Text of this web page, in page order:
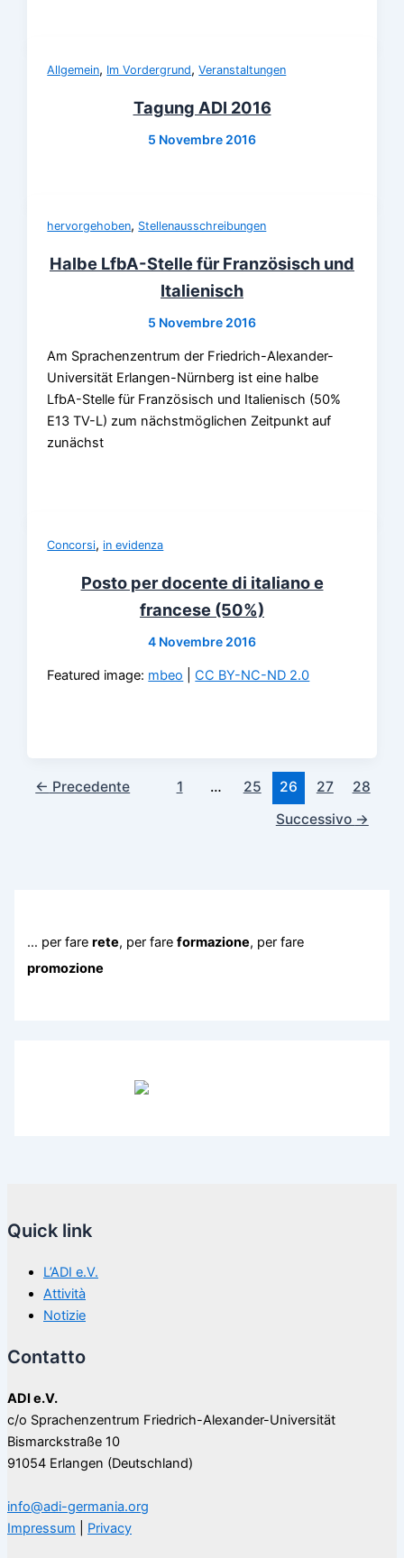
Allgemein, Im Vordergrund,Veranstaltungen
Tagung ADI 2016
5 Novembre 2016
hervorgehoben, Stellenausschreibungen
Halbe LfbA-Stelle für Französisch und
Italienisch
5 Novembre 2016
Am Sprachenzentrum der Friedrich-Alexander-
Universität Erlangen-Nürnberg ist eine halbe
LfbA-Stelle für Französisch und Italienisch (50%
E13 TV-L) zum nächstmöglichen Zeitpunkt auf
zunächst
Concorsi,in evidenza
Posto per docente di italiano e
francese (50%)
4 Novembre 2016
Featured image: mbeo |CC BY-NC-ND 2.0
← Precedente 1 … 25 26 27
28
Successivo →
… per farerete, per fareformazione, per fare
promozione
Quick link
L’ADI e.V.
Attività
Notizie
Contatto
ADI e.V.
c/o Sprachenzentrum Friedrich-Alexander-Universität
Bismarckstraße 10
91054 Erlangen (Deutschland)
info@adi-germania.org
Impressum
Privacy